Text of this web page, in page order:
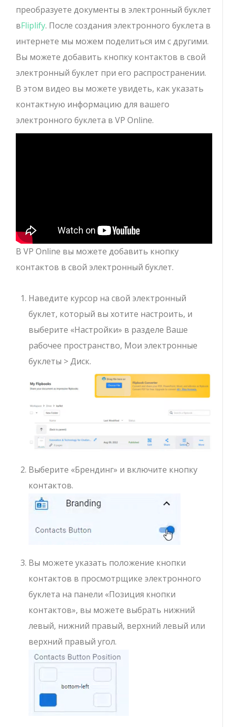
преобразуете документы в электронный буклет
вFliplify. После создания электронного буклета в
интернете мы можем поделиться им с другими.
Вы можете добавить кнопку контактов в свой
электронный буклет при его распространении.
В этом видео вы можете увидеть, как указать
контактную информацию для вашего
электронного буклета в VP Online.
В VP Online вы можете добавить кнопку
контактов в свой электронный буклет.
Наведите курсор на свой электронный
буклет, который вы хотите настроить, и
выберите «Настройки» в разделе Ваше
рабочее пространство, Мои электронные
буклеты > Диск.
Выберите «Брендинг» и включите кнопку
контактов.
Вы можете указать положение кнопки
контактов в просмотрщике электронного
буклета на панели «Позиция кнопки
контактов», вы можете выбрать нижний
левый, нижний правый, верхний левый или
верхний правый угол.